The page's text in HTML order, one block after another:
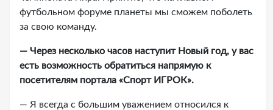
футбольном форуме планеты мы сможем поболеть
за свою команду.
— Через несколько часов наступит Новый год, у вас
есть возможность обратиться напрямую к
посетителям портала «Спорт ИГРОК».
— Я всегда с большим уважением относился к